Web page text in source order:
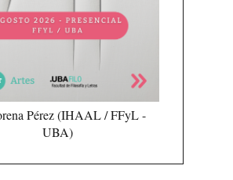
Pérez (IHAAL / FFyL -
UBA)